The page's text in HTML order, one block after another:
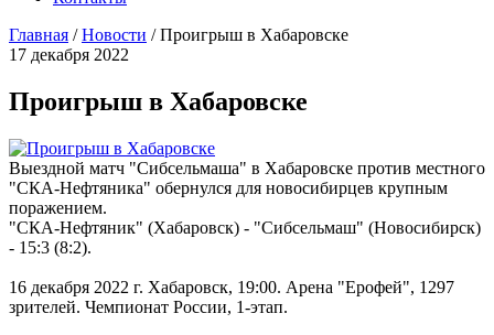
Главная /Новости /Проигрыш в Хабаровске
17 декабря 2022
Проигрыш в Хабаровске
Выездной матч "Сибсельмаша" в Хабаровске против местного
"СКА-Нефтяника" обернулся для новосибирцев крупным
поражением.
"СКА-Нефтяник" (Хабаровск) - "Сибсельмаш" (Новосибирск)
- 15:3 (8:2).
16 декабря 2022 г. Хабаровск, 19:00. Арена "Ерофей", 1297
зрителей. Чемпионат России, 1-этап.